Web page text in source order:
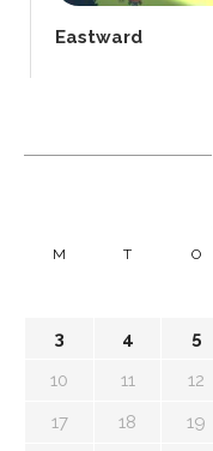
Eastward
M T O
3
4 5
10
11 12
17
18 19